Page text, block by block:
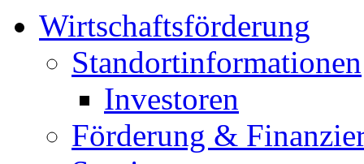
Wirtschaftsförderung
Standortinformationen
Investoren
Förderung &